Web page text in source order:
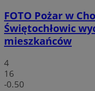
FOTO Pożar w
Świętochłowic
mieszkańców
4
16
-0.50